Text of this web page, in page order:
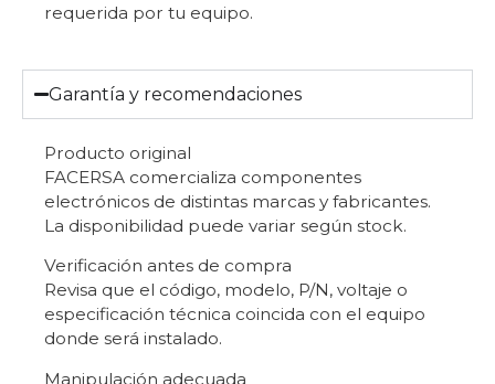
requerida por tu equipo.
Garantía y recomendaciones
Producto original
FACERSA comercializa componentes
electrónicos de distintas marcas y fabricantes.
La disponibilidad puede variar según stock.
Verificación antes de compra
Revisa que el código, modelo, P/N, voltaje o
especificación técnica coincida con el equipo
donde será instalado.
Manipulación adecuada